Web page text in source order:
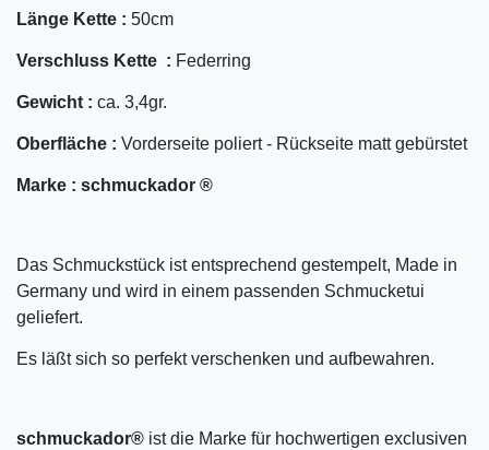
Länge Kette : 50cm
Verschluss Kette : Federring
Gewicht : ca. 3,4gr.
Oberfläche : Vorderseite poliert - Rückseite matt gebürstet
Marke : schmuckador ®
Das Schmuckstück ist entsprechend gestempelt, Made in
Germany und wird in einem passenden Schmucketui
geliefert.
Es läßt sich so perfekt verschenken und aufbewahren.
schmuckador® ist die Marke für hochwertigen exclusiven